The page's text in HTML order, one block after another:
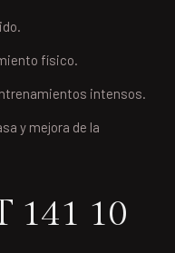
físico.
intensos.
y mejora de la
141 10